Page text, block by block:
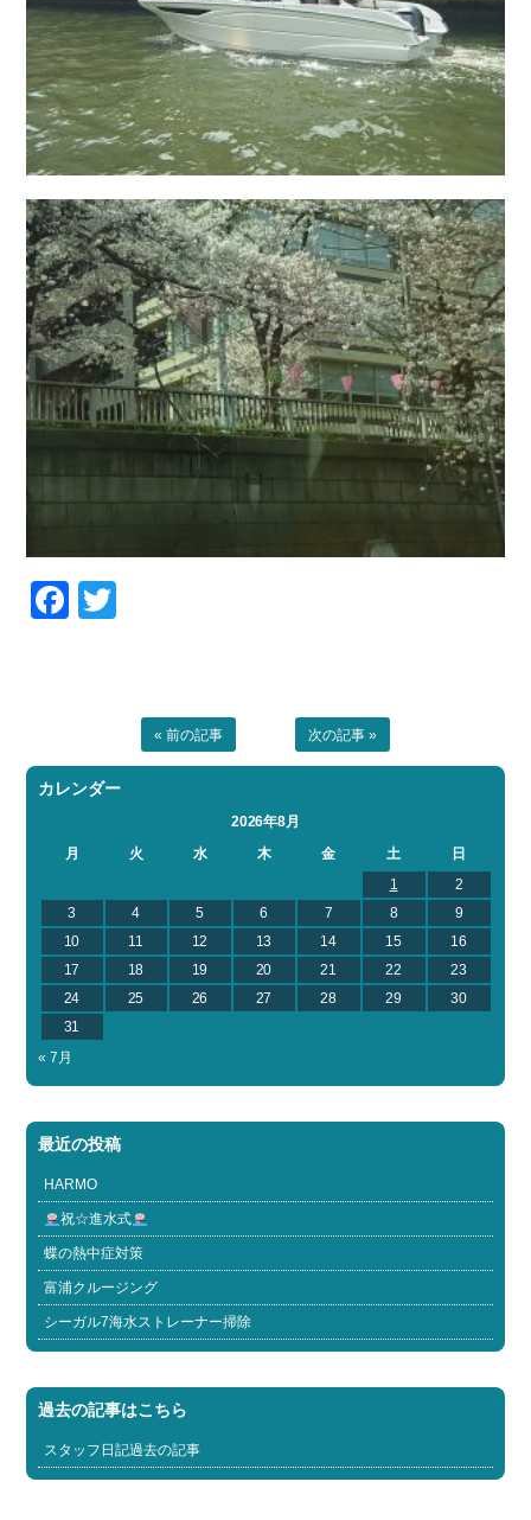
Facebook
« 前の記事 次の記事 »
カレンダー
2026年8月
月
火 水 木 金 土
日
1
2
3
4 5 6 7 8
9
10
11 12 13 14 15
16
17
18 19 20 21 22
23
24
25 26 27 28 29
30
31
« 7月
最近の投稿
HARMO
祝☆進水式
蝶の熱中症対策
富浦クルージング
シーガル7海水ストレーナー掃除
過去の記事はこちら
スタッフ日記過去の記事